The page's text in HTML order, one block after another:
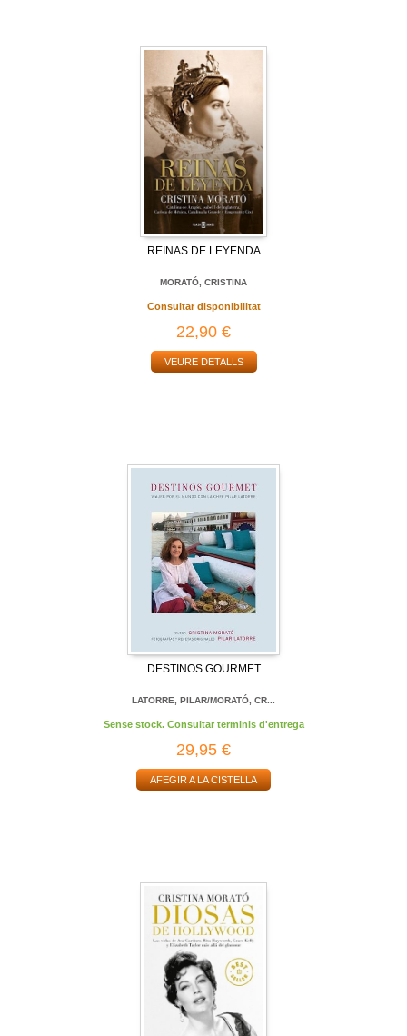
REINAS DE LEYENDA
MORATÓ, CRISTINA
Consultar disponibilitat
22,90 €
VEURE DETALLS
DESTINOS GOURMET
LATORRE, PILAR/MORATÓ, CR...
Sense stock. Consultar terminis d'entrega
29,95 €
AFEGIR A LA CISTELLA